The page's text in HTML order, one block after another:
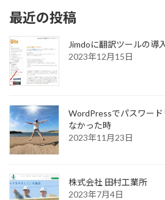
最近の投稿
Jimdoに翻訳ツールの導
2023年12月15日
WordPressでパスワー
なかった時
2023年11月23日
株式会社 田村工業所
2023年7月4日